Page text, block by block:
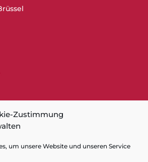
Zustimmung
um unsere Website und unseren Service